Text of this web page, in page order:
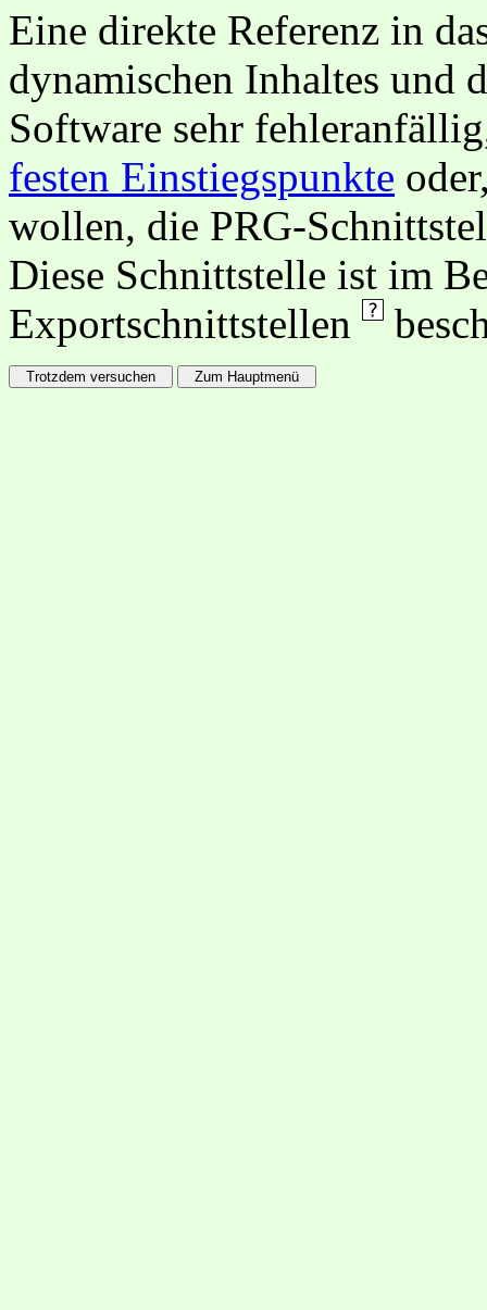
Eine direkte Referenz in
dynamischen Inhaltes und
Software sehr
festen Einstiegspunkte
wollen, die PRG-
Diese Schnittstelle ist im
Exportschnittstellen